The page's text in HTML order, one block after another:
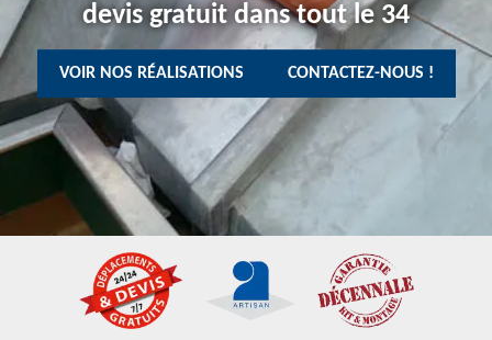
devis gratuit dans tout le 34
VOIR NOS RÉALISATIONS CONTACTEZ-NOUS !